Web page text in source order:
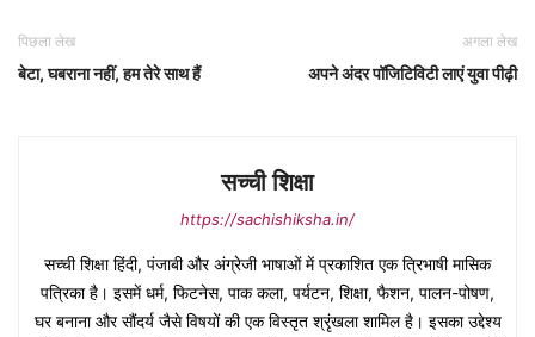
पिछला लेख
बेटा, घबराना नहीं, हम तेरे साथ हैं
अगला लेख
अपने अंदर पॉजिटिविटी लाएं युवा पीढ़ी
सच्ची शिक्षा
https://sachishiksha.in/
सच्ची शिक्षा हिंदी, पंजाबी और अंग्रेजी भाषाओं में प्रकाशित एक त्रिभाषी मासिक
पत्रिका है। इसमें धर्म, फिटनेस, पाक कला, पर्यटन, शिक्षा, फैशन, पालन-पोषण,
घर बनाना और सौंदर्य जैसे विषयों की एक विस्तृत श्रृंखला शामिल है। इसका उद्देश्य